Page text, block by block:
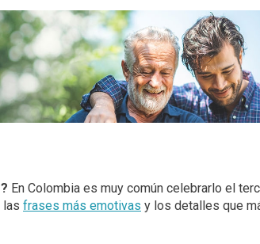
En Colombia es muy común celebrarlo el
las frases más emotivas y los detalles que